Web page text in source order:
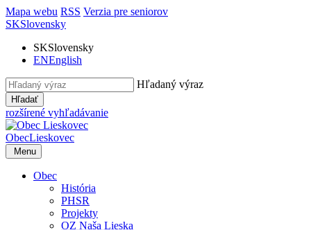
Mapa webu RSS Verzia pre seniorov
SKSlovensky
SKSlovensky
ENEnglish
Hľadaný výraz
Hľadať
rozšírené vyhľadávanie
ObecLieskovec
Menu
Obec
História
PHSR
Projekty
OZ Naša Lieska